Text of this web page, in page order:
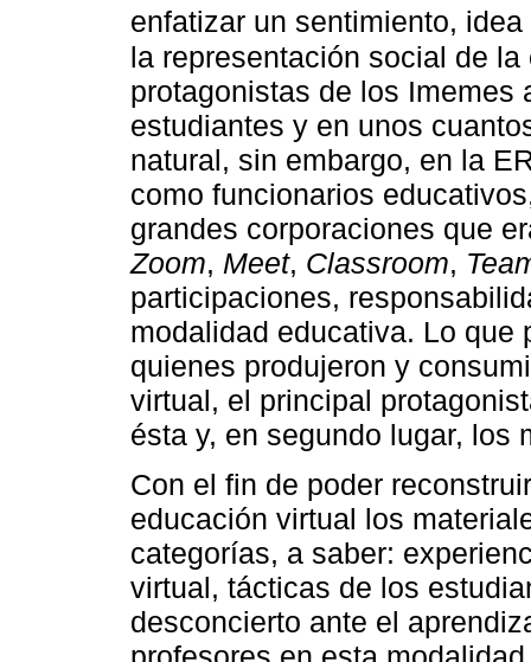
enfatizar un sentimiento,
la representación social de
protagonistas de los Imemes
estudiantes y en unos
natural, sin embargo, en la
como funcionarios
grandes corporaciones que
Zoom, Meet, Classroom,
participaciones,
modalidad educativa. Lo que
quienes produjeron y
virtual, el principal
ésta y, en segundo lugar, los
Con el fin de poder
educación virtual los
categorías, a saber:
virtual, tácticas de los
desconcierto ante el